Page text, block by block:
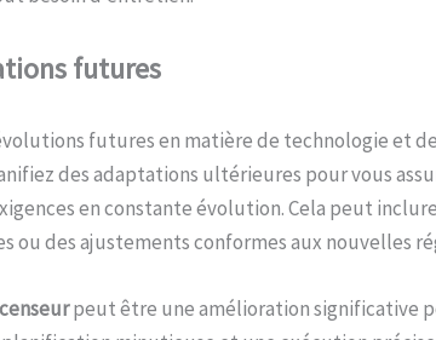
futures
futures en matière de technologie et
des adaptations ultérieures pour vous
en constante évolution. Cela peut
ou des ajustements conformes aux nouvelles
peut être une amélioration significative